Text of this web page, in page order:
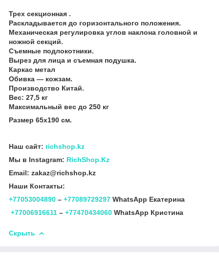
Трех секционная .
Раскладывается до горизонтального положения.
Механическая регулировка углов наклона головной и
ножной секций.
Съемные подлокотники.
Вырез для лица и съемная подушка.
Каркас метал
Обивка ― кожзам.
Производство Китай.
Вес: 27,5 кг
Максимальный вес до 250 кг
Размер 65х190 см.
Наш сайт: richshop.kz
Мы в Instagram: RichShop.Kz
Email: zakaz@richshop.kz
Наши Контакты:
+77053004890 – +77089729297 WhatsApp Екатерина
+77006916611 – +77470434060 WhatsApp Кристина
Скрыть